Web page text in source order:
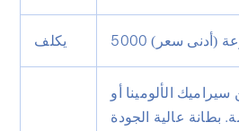
يكلف (أدنى سعر)
الألومينا أو
بطانة عالية الجودة